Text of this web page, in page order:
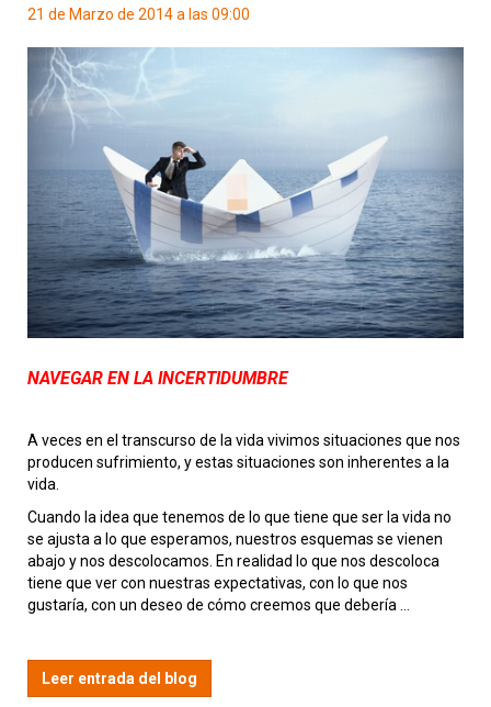
21 de Marzo de 2014 a las 09:00
NAVEGAR EN LA INCERTIDUMBRE
A veces en el transcurso de la vida vivimos situaciones que nos
producen sufrimiento, y estas situaciones son inherentes a la
vida.
Cuando la idea que tenemos de lo que tiene que ser la vida no
se ajusta a lo que esperamos, nuestros esquemas se vienen
abajo y nos descolocamos. En realidad lo que nos descoloca
tiene que ver con nuestras expectativas, con lo que nos
gustaría, con un deseo de cómo creemos que debería ...
Leer entrada del blog